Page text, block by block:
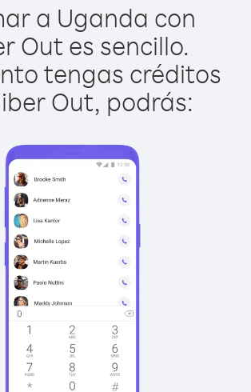
a Uganda con
Out es sencillo.
tengas créditos
Out, podrás: